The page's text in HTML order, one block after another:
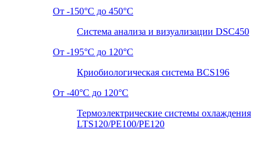
От -150°C до 450°C
Система анализа и визуализации DSC450
От -195°C до 120°C
Криобиологическая система BCS196
От -40°C до 120°C
Термоэлектрические системы охлаждения
LTS120/PE100/PE120